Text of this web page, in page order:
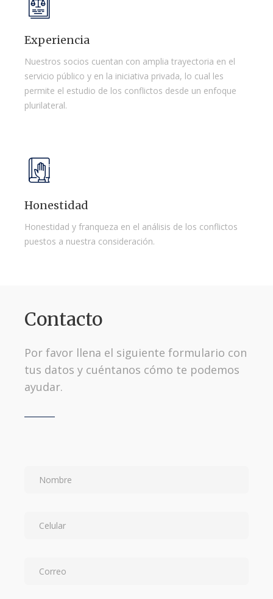
Experiencia
Nuestros socios cuentan con amplia trayectoria en el
servicio público y en la iniciativa privada, lo cual les
permite el estudio de los conflictos desde un enfoque
plurilateral.
Honestidad
Honestidad y franqueza en el análisis de los conflictos
puestos a nuestra consideración.
Contacto
Por favor llena el siguiente formulario con
tus datos y cuéntanos cómo te podemos
ayudar.